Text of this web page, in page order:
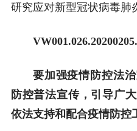
研究应对新型冠状病毒肺
要加强疫情防控法
防控普法宣传，引导广
依法支持和配合疫情防控